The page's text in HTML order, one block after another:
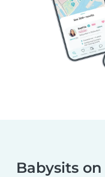
Babysits